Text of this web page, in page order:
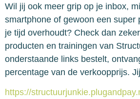
Wil jij ook meer grip op je inbox,
smartphone of gewoon een super
je tijd overhoudt? Check dan
producten en trainingen van
onderstaande links bestelt,
percentage van de verkoopprijs.
https://